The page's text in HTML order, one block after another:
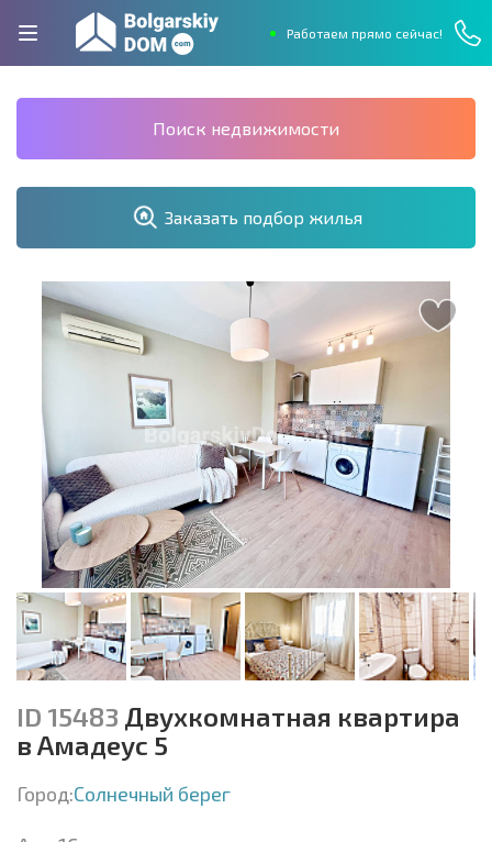
Работаем прямо сейчас!
Поиск недвижимости
Заказать подбор жилья
ID 15483 Двухкомнатная квартира
в Амадеус 5
Город:Солнечный берег